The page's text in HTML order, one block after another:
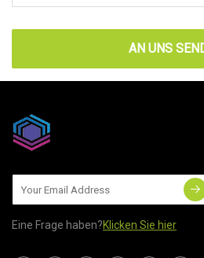
AN UNS
Eine Frage haben?Klicken Sie hier